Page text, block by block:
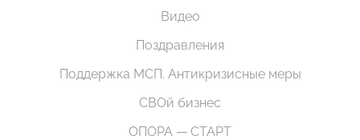
Видео
Поздравления
Поддержка МСП. Антикризисные меры
СВОй бизнес
ОПОРА — СТАРТ